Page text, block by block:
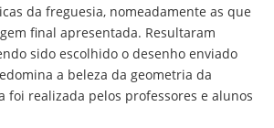
da freguesia, nomeadamente as que
final apresentada. Resultaram
sido escolhido o desenho enviado
a beleza da geometria da
foi realizada pelos professores e alunos